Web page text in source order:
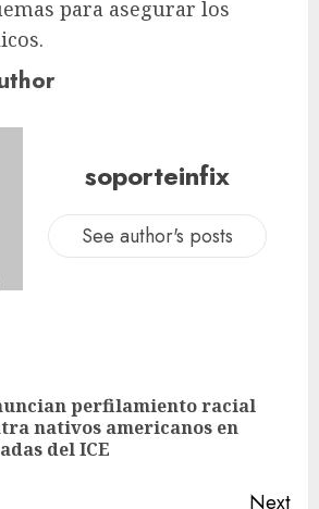
para asegurar los
soporteinfix
See author's posts
perfilamiento racial
nativos americanos en
del ICE
Next